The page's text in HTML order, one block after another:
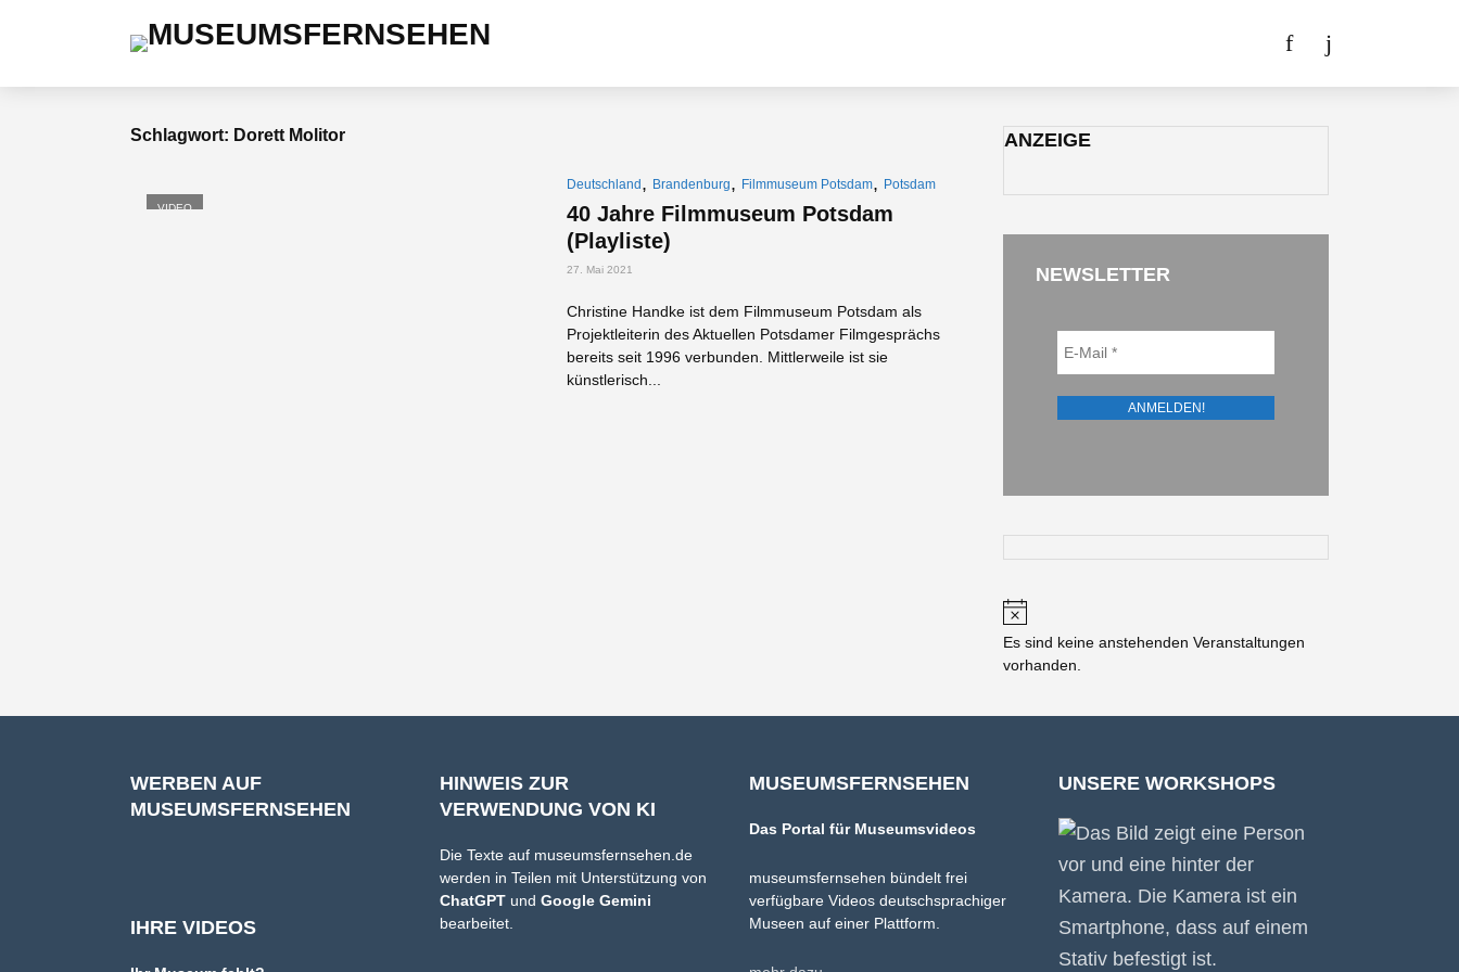
Schlagwort: Dorett Molitor
VIDEO
Deutschland , Brandenburg, Filmmuseum Potsdam, Potsdam
40 Jahre Filmmuseum Potsdam
(Playliste)
27. Mai 2021
Christine Handke ist dem Filmmuseum Potsdam als
Projektleiterin des Aktuellen Potsdamer Filmgesprächs
bereits seit 1996 verbunden. Mittlerweile ist sie
künstlerisch...
ANZEIGE
NEWSLETTER
Es sind keine anstehenden Veranstaltungen
vorhanden.
WERBEN AUF
MUSEUMSFERNSEHEN
IHRE VIDEOS
HINWEIS ZUR
VERWENDUNG VON KI
Die Texte auf museumsfernsehen.de
werden in Teilen mit Unterstützung von
ChatGPT und Google Gemini
bearbeitet.
MUSEUMSFERNSEHEN
Das Portal für Museumsvideos
museumsfernsehen bündelt frei
verfügbare Videos deutschsprachiger
Museen auf einer Plattform.
UNSERE WORKSHOPS